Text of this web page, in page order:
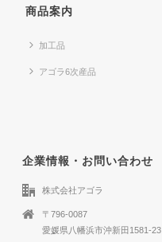
商品案内
加工品
アゴラ6次産品
企業情報・お問い合わせ
株式会社アゴラ
〒796-0087
愛媛県八幡浜市沖新田1581-23